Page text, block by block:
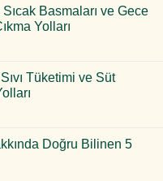
Basmaları ve Gece
Yolları
Tüketimi ve Süt
Doğru Bilinen 5